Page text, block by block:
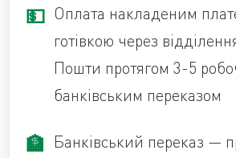
Оплата накладеним
готівкою через
Пошти протягом 3-5
банківським переказом
Банківський переказ —